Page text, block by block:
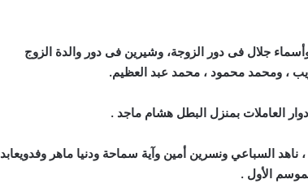
جلال فى دور الزوجة، وشيرين فى دور والدة الزوج
، ومحمد محمود ، محمد عبد العظيم.
العاملات بمنزل البطل هشام ماجد .
السباعي ونسرين أمين وآية سماحة ودنيا ماهر وفدويعابد
الأول .